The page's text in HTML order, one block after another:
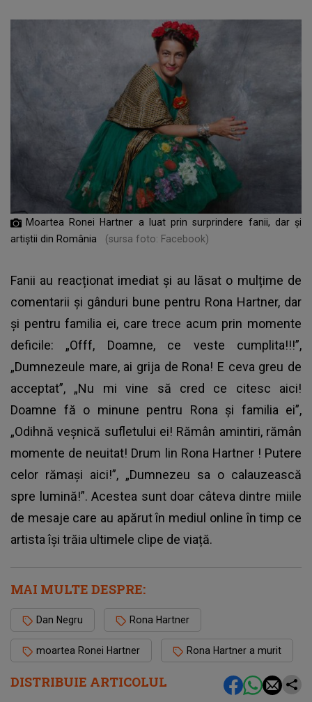
DISTRIBUIE ARTICOLUL
Moartea Ronei Hartner a luat prin surprindere fanii, dar și
artiștii din România
(sursa foto: Facebook)
Fanii au reacționat imediat și au lăsat o mulțime de
comentarii și gânduri bune pentru Rona Hartner, dar
și pentru familia ei, care trece acum prin momente
deficile: „Offf, Doamne, ce veste cumplita!!!”,
„Dumnezeule mare, ai grija de Rona! E ceva greu de
acceptat”, „Nu mi vine să cred ce citesc aici!
Doamne fă o minune pentru Rona și familia ei”,
„Odihnă veșnică sufletului ei! Rămân amintiri, rămân
momente de neuitat! Drum lin Rona Hartner ! Putere
celor rămași aici!”, „Dumnezeu sa o calauzească
spre lumină!”. Acestea sunt doar câteva dintre miile
de mesaje care au apărut în mediul online în timp ce
artista își trăia ultimele clipe de viață.
MAI MULTE DESPRE:
Dan Negru Rona Hartner
moartea Ronei Hartner Rona Hartner a murit